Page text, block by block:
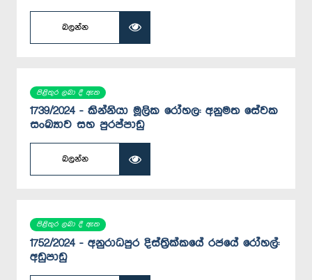
බලන්න
පිළිතුර ලබා දී ඇත
1739/2024 - කින්නියා මූලික රෝහල: අනුමත සේවක
සංඛ්‍යාව සහ පුරප්පාඩු
බලන්න
පිළිතුර ලබා දී ඇත
1752/2024 - අනුරාධපුර දිස්ත්‍රික්කයේ රජයේ රෝහල්:
අඩුපාඩු